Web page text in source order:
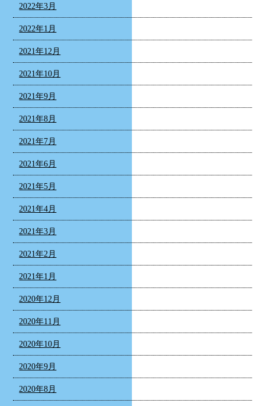
2022年3月
2022年1月
2021年12月
2021年10月
2021年9月
2021年8月
2021年7月
2021年6月
2021年5月
2021年4月
2021年3月
2021年2月
2021年1月
2020年12月
2020年11月
2020年10月
2020年9月
2020年8月